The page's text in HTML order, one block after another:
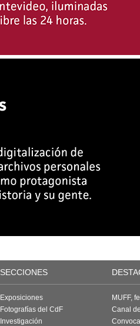
SECCIONES
Exposiciones
Fotografías del CdF
Investigación
MUFF,
Canal